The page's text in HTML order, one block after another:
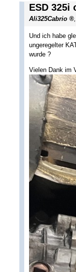
ESD 325i
Ali325Cabrio ,
Und ich habe
ungeregelter
wurde ?
Vielen Dank im